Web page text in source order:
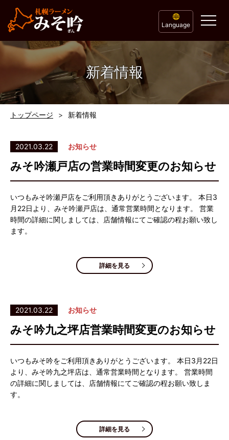
Language
新着情報
トップページ 新着情報
2021.03.22 お知らせ
みそ吟瀬戸店の営業時間変更のお知らせ
いつもみそ吟瀬戸店をご利用頂きありがとうございます。 本日3
月22日より、みそ吟瀬戸店は、通常営業時間となります。 営業
時間の詳細に関しましては、店舗情報にてご確認の程お願い致し
ます。
詳細を見る
2021.03.22 お知らせ
みそ吟九之坪店営業時間変更のお知らせ
いつもみそ吟をご利用頂きありがとうございます。 本日3月22日
より、みそ吟九之坪店は、通常営業時間となります。 営業時間
の詳細に関しましては、店舗情報にてご確認の程お願い致しま
す。
詳細を見る